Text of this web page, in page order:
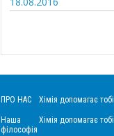
ПРО НАС
Наша
філософія
Хімія допомагає тобі
Хімія допомагає тобі